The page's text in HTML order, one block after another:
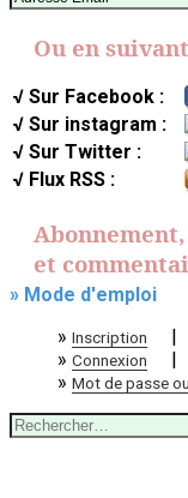
Ou en
√ Sur Facebook :
√ Sur instagram :
√ Sur Twitter :
√ Flux RSS :
et
» Mode d'emploi
» Inscription |
» Connexion |
» Mot de passe
Rechercher :